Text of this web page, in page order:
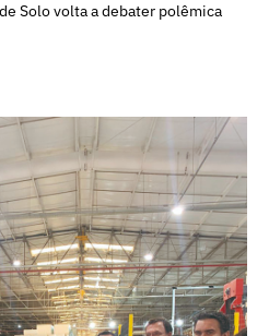
Solo volta a debater polêmica